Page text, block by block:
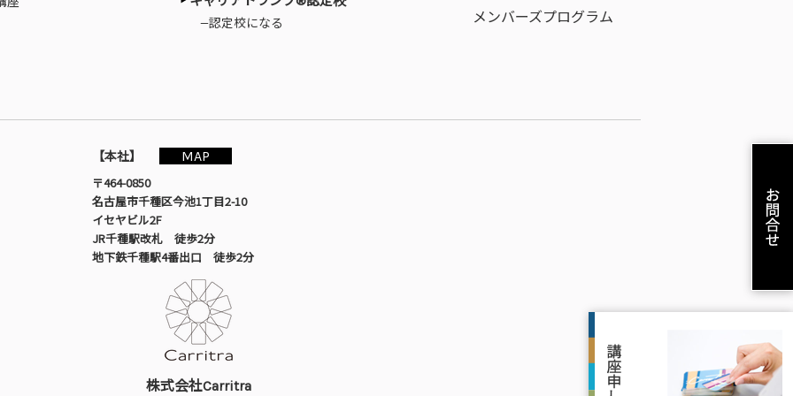
—認定校になる
メンバーズプログラム
【本社】
MAP
〒464-0850
名古屋市千種区今池1丁目2-10
イセヤビル2F
JR千種駅改札 徒歩2分
地下鉄千種駅4番出口 徒歩2分
株式会社Carritra